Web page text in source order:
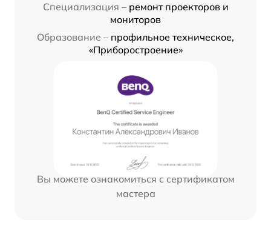
Специализация – ремонт проекторов и
мониторов
Образование – профильное техническое,
«Приборостроение»
Вы можете ознакомиться с сертификатом
мастера